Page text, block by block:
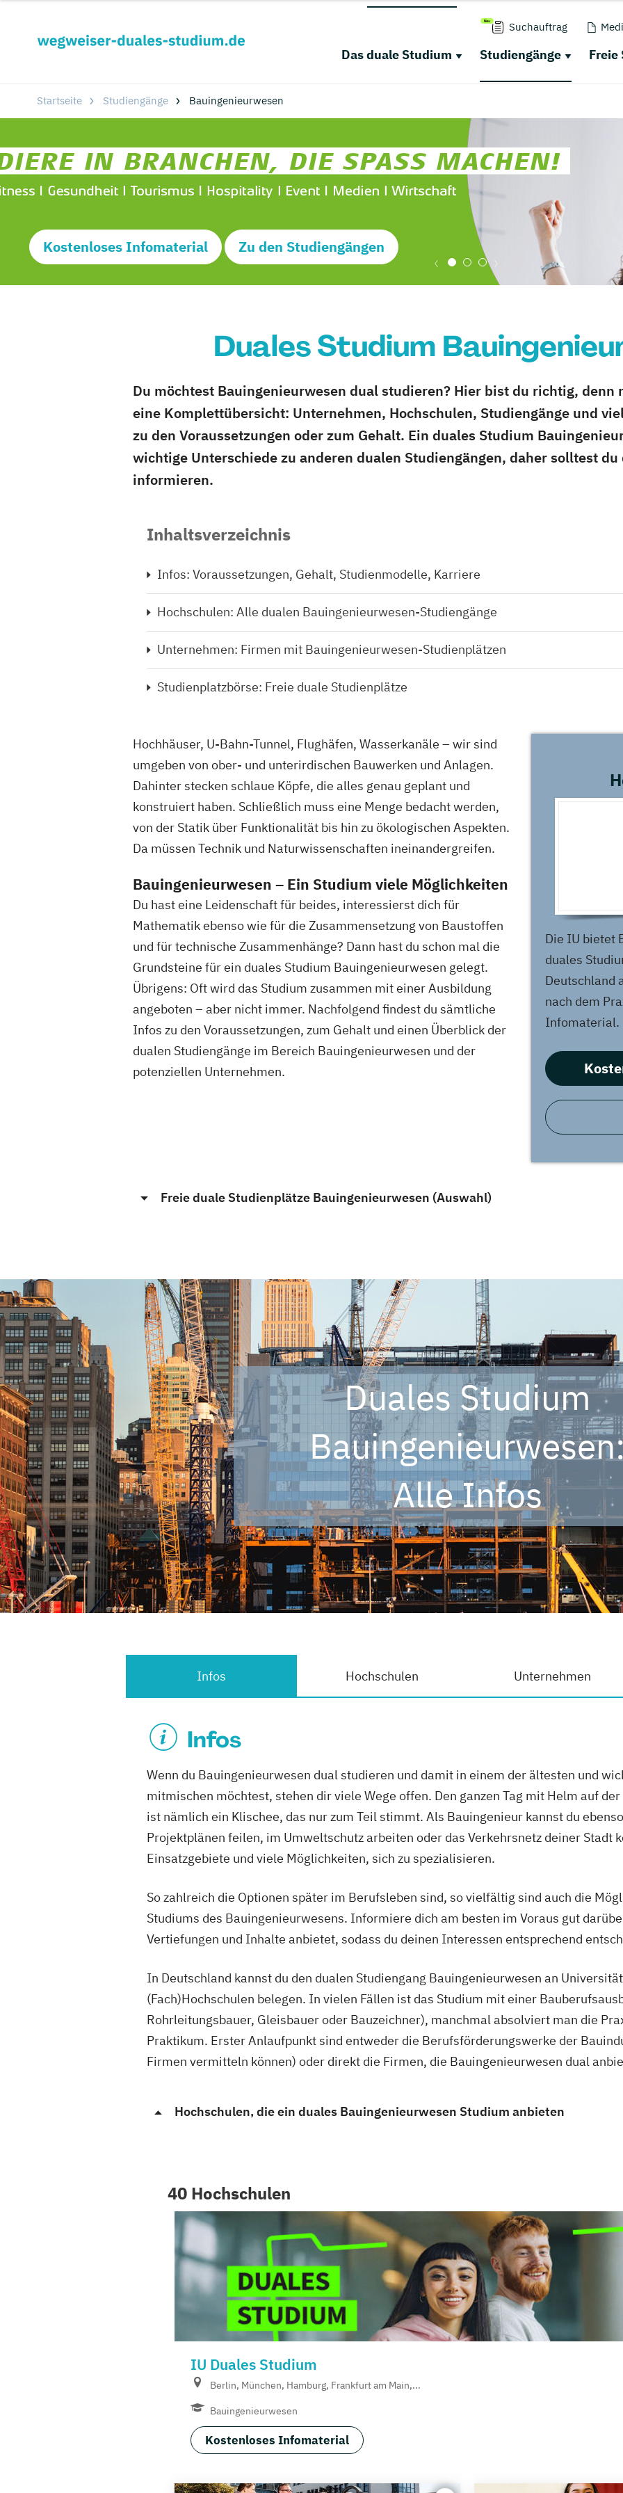
Suchauftrag
Das duale Studium Studiengänge Freie
Startseite Studiengänge Bauingenieurwesen
Kostenloses Infomaterial Zu den Studiengängen
Duales Studium
Du möchtest Bauingenieurwesen dual studieren? Hier bist du richtig,
eine Komplettübersicht: Unternehmen, Hochschulen, Studiengänge und
zu den Voraussetzungen oder zum Gehalt. Ein duales Studium
wichtige Unterschiede zu anderen dualen Studiengängen, daher solltest
informieren.
Inhaltsverzeichnis
Infos: Voraussetzungen, Gehalt, Studienmodelle, Karriere
Hochschulen: Alle dualen Bauingenieurwesen-Studiengänge
Unternehmen: Firmen mit Bauingenieurwesen-Studienplätzen
Studienplatzbörse: Freie duale Studienplätze
Hochhäuser, U-Bahn-Tunnel, Flughäfen, Wasserkanäle – wir sind
umgeben von ober- und unterirdischen Bauwerken und Anlagen.
Dahinter stecken schlaue Köpfe, die alles genau geplant und
konstruiert haben. Schließlich muss eine Menge bedacht werden,
von der Statik über Funktionalität bis hin zu ökologischen Aspekten.
Da müssen Technik und Naturwissenschaften ineinandergreifen.
Bauingenieurwesen – Ein Studium viele Möglichkeiten
Du hast eine Leidenschaft für beides, interessierst dich für
Mathematik ebenso wie für die Zusammensetzung von Baustoffen
und für technische Zusammenhänge? Dann hast du schon mal die
Grundsteine für ein duales Studium Bauingenieurwesen gelegt.
Übrigens: Oft wird das Studium zusammen mit einer Ausbildung
angeboten – aber nicht immer. Nachfolgend findest du sämtliche
Infos zu den Voraussetzungen, zum Gehalt und einen Überblick der
dualen Studiengänge im Bereich Bauingenieurwesen und der
potenziellen Unternehmen.
Die IU bietet
duales
Deutschland
nach dem
Infomaterial.
Freie duale Studienplätze Bauingenieurwesen (Auswahl)
Duales Studium
Alle Infos
Infos Hochschulen Unternehmen
Infos
Wenn du Bauingenieurwesen dual studieren und damit in einem der ältesten und
mitmischen möchtest, stehen dir viele Wege offen. Den ganzen Tag mit Helm auf
ist nämlich ein Klischee, das nur zum Teil stimmt. Als Bauingenieur kannst du
Projektplänen feilen, im Umweltschutz arbeiten oder das Verkehrsnetz deiner Stadt
Einsatzgebiete und viele Möglichkeiten, sich zu spezialisieren.
So zahlreich die Optionen später im Berufsleben sind, so vielfältig sind auch die
Studiums des Bauingenieurwesens. Informiere dich am besten im Voraus gut
Vertiefungen und Inhalte anbietet, sodass du deinen Interessen entsprechend
In Deutschland kannst du den dualen Studiengang Bauingenieurwesen an
(Fach)Hochschulen belegen. In vielen Fällen ist das Studium mit einer
Rohrleitungsbauer, Gleisbauer oder Bauzeichner), manchmal absolviert man die
Praktikum. Erster Anlaufpunkt sind entweder die Berufsförderungswerke der
Firmen vermitteln können) oder direkt die Firmen, die Bauingenieurwesen dual
Hochschulen, die ein duales Bauingenieurwesen Studium anbieten
40 Hochschulen
IU Duales Studium
Berlin, München, Hamburg, Frankfurt am Main,...
Bauingenieurwesen
Kostenloses Infomaterial